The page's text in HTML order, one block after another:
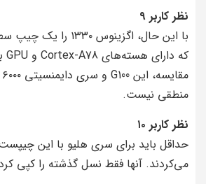
نظر کاربر ۹
با این حال، اگزینوس
منطقی نیست.
نظر کاربر ۱۰
می‌کردند. آنها فقط نسل گذشته را کپی